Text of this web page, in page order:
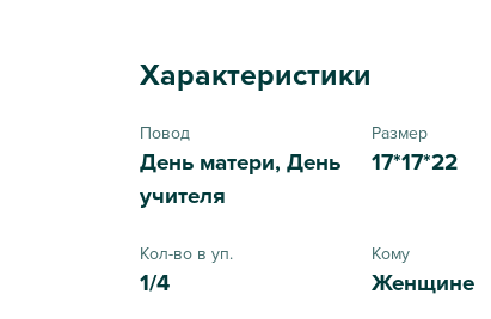
Характеристики
Повод
День матери, День
учителя
Размер
17*17*22
Кол-во в уп.
1/4
Кому
Женщине